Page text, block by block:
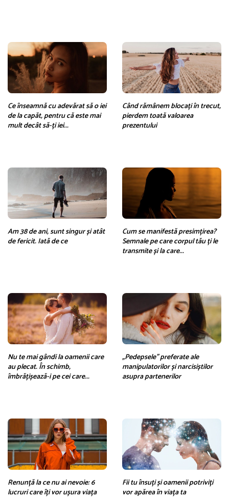
Ce înseamnă cu adevărat să o iei
de la capăt, pentru că este mai
mult decât să-ți iei...
Când rămânem blocați în trecut,
pierdem toată valoarea
prezentului
Am 38 de ani, sunt singur și atât
de fericit. Iată de ce
Cum se manifestă presimțirea?
Semnale pe care corpul tău ți le
transmite și la care...
Nu te mai gândi la oamenii care
au plecat. În schimb,
îmbrățișează-i pe cei care...
„Pedepsele” preferate ale
manipulatorilor și narcisiștilor ​​
asupra partenerilor
Renunță la ce nu ai nevoie: 6
lucruri care îți vor ușura viața
Fii tu însuți și oamenii potriviți
vor apărea în viața ta